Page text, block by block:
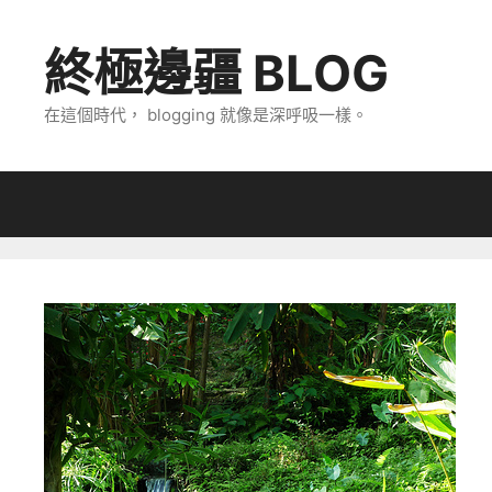
終極邊疆 BLOG
在這個時代， blogging 就像是深呼吸一樣。